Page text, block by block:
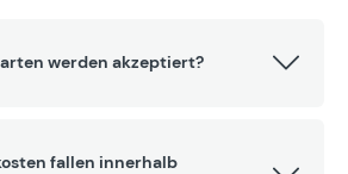
werden akzeptiert?
fallen innerhalb